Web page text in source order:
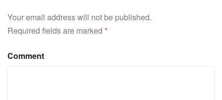
Your email address will not be published.
Required fields are marked *
Comment